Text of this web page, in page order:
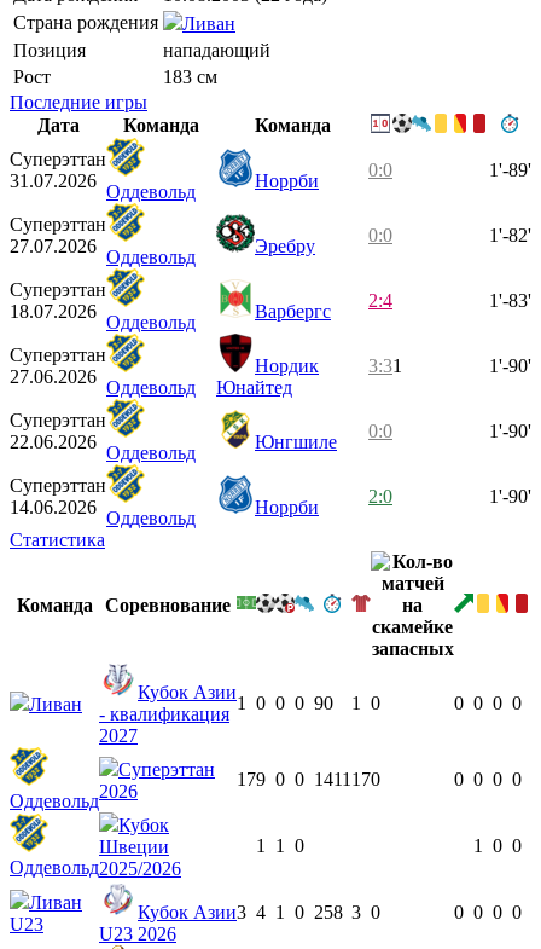
Страна рождения
Ливан
Позиция
нападающий
Рост
183 см
Последние игры
Дата
Команда
Команда
Суперэттан
31.07.2026
Оддевольд
Норрби
0:0 1'-89'
Суперэттан
27.07.2026
Оддевольд
Эребру
0:0 1'-82'
Суперэттан
18.07.2026
Оддевольд
Варбергс
2:4 1'-83'
Суперэттан
27.06.2026
Оддевольд
Нордик
Юнайтед
3:31 1'-90'
Суперэттан
22.06.2026
Оддевольд
Юнгшиле
0:0 1'-90'
Суперэттан
14.06.2026
Оддевольд
Норрби
2:0 1'-90'
Статистика
Команда Соревнование
Ливан
Кубок Азии
- квалификация
2027
1 0 0 0 90 1 0 0 0 0 0
Оддевольд
Суперэттан
2026
179 0 0 1411 170 0 0 0 0
Оддевольд
Кубок
Швеции
2025/2026
1 1 0 1 0 0
Ливан
U23
Кубок Азии
U23 2026
3 4 1 0 258 3 0 0 0 0 0